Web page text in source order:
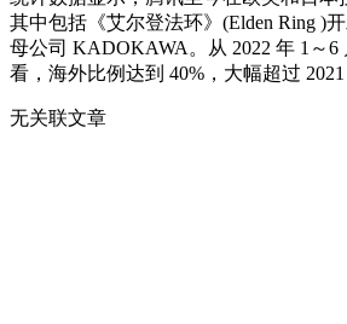
其中包括《艾尔登法环》(Elden Ring )
母公司 KADOKAWA。从 2022 年 1～
看，海外比例达到 40%，大幅超过 2021
无关联文章